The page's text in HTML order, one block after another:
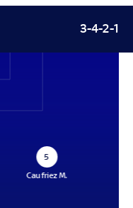
3-4-2-1
5
Caufriez M.